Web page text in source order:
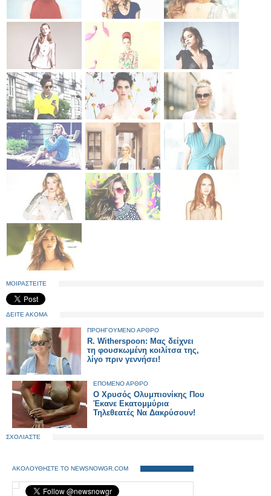
ΜΟΙΡΑΣΤΕΙΤΕ
ΔΕΙΤΕ ΑΚΟΜΑ
ΠΡΟΗΓΟΥΜΕΝΟ ΑΡΘΡΟ
R. Witherspoon: Μας δείχνει
τη φουσκωμένη κοιλίτσα της,
λίγο πριν γεννήσει!
ΕΠΟΜΕΝΟ ΑΡΘΡΟ
Ο Χρυσός Ολυμπιονίκης Που
Έκανε Εκατομμύρια
Τηλεθεατές Να Δακρύσουν!
ΣΧΟΛΙΑΣΤΕ
ΑΚΟΛΟΥΘΗΣΤΕ ΤΟ NEWSNOWGR.COM